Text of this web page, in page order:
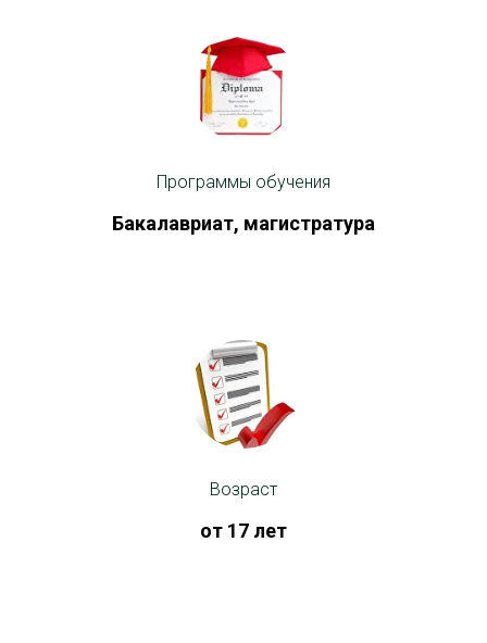
Программы обучения
Бакалавриат, магистратура
Возраст
от 17 лет